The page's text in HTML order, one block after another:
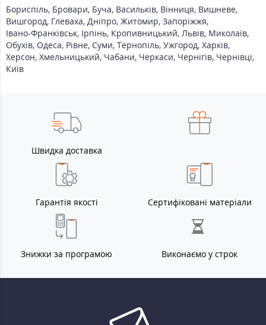
Бориспіль, Бровари, Буча, Васильків, Вінниця, Вишневе,
Вишгород, Глеваха, Дніпро, Житомир, Запоріжжя,
Івано-Франківськ, Ірпінь, Кропивницький, Львів, Миколаїв,
Обухів, Одеса, Рівне, Суми, Тернопіль, Ужгород, Харків,
Херсон, Хмельницький, Чабани, Черкаси, Чернігів, Чернівці,
Київ
Швидка доставка
Гарантія якості Сертифіковані матеріали
Знижки за програмою Виконаємо у строк